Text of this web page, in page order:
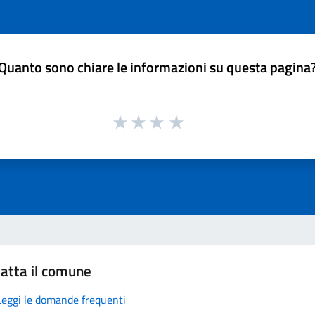
sono chiare le informazioni su questa
il comune
le domande frequenti